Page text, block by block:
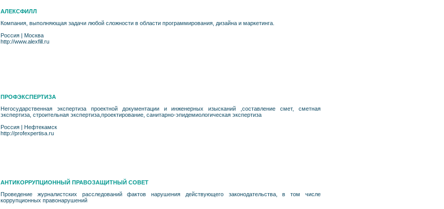
АЛЕКСФИЛЛ
Компания, выполняющая задачи любой сложности в области программирования, дизайна и маркетинга.
Россия | Москва
http://www.alexfill.ru
ПРОФЭКСПЕРТИЗА
Негосударственная экспертиза проектной документации и инженерных изысканий ,составление смет, сметная
экспертиза, строительная экспертиза,проектирование, санитарно-эпидемиологическая экспертиза
Россия | Нефтекамск
http://profexpertisa.ru
АНТИКОРРУПЦИОННЫЙ ПРАВОЗАЩИТНЫЙ СОВЕТ
Проведение журналистских расследований фактов нарушения действующего законодательства, в том числе
коррупционных правонарушений